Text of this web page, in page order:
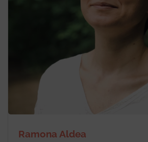
Ramona Aldea